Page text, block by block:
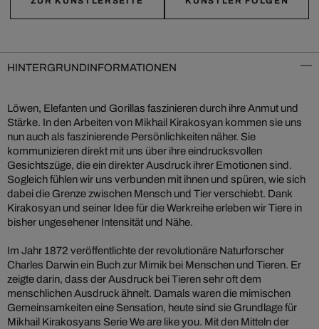
HINTERGRUNDINFORMATIONEN
Löwen, Elefanten und Gorillas faszinieren durch ihre Anmut und
Stärke. In den Arbeiten von Mikhail Kirakosyan kommen sie uns
nun auch als faszinierende Persönlichkeiten näher. Sie
kommunizieren direkt mit uns über ihre eindrucksvollen
Gesichtszüge, die ein direkter Ausdruck ihrer Emotionen sind.
Sogleich fühlen wir uns verbunden mit ihnen und spüren, wie sich
dabei die Grenze zwischen Mensch und Tier verschiebt. Dank
Kirakosyan und seiner Idee für die Werkreihe erleben wir Tiere in
bisher ungesehener Intensität und Nähe.
Im Jahr 1872 veröffentlichte der revolutionäre Naturforscher
Charles Darwin ein Buch zur Mimik bei Menschen und Tieren. Er
zeigte darin, dass der Ausdruck bei Tieren sehr oft dem
menschlichen Ausdruck ähnelt. Damals waren die mimischen
Gemeinsamkeiten eine Sensation, heute sind sie Grundlage für
Mikhail Kirakosyans Serie We are like you. Mit den Mitteln der